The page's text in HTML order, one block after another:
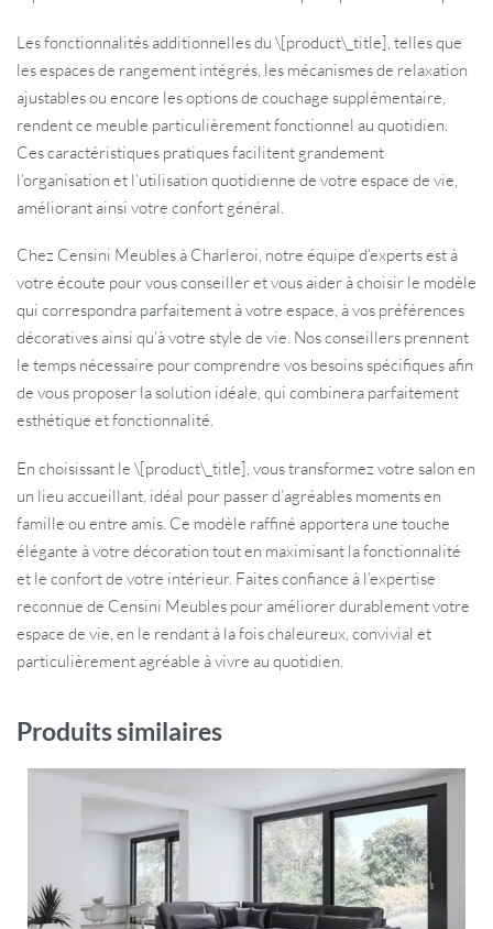
Les fonctionnalités additionnelles du \[product\_title], telles que
les espaces de rangement intégrés, les mécanismes de relaxation
ajustables ou encore les options de couchage supplémentaire,
rendent ce meuble particulièrement fonctionnel au quotidien.
Ces caractéristiques pratiques facilitent grandement
l’organisation et l’utilisation quotidienne de votre espace de vie,
améliorant ainsi votre confort général.
Chez Censini Meubles à Charleroi, notre équipe d’experts est à
votre écoute pour vous conseiller et vous aider à choisir le modèle
qui correspondra parfaitement à votre espace, à vos préférences
décoratives ainsi qu’à votre style de vie. Nos conseillers prennent
le temps nécessaire pour comprendre vos besoins spécifiques afin
de vous proposer la solution idéale, qui combinera parfaitement
esthétique et fonctionnalité.
En choisissant le \[product\_title], vous transformez votre salon en
un lieu accueillant, idéal pour passer d’agréables moments en
famille ou entre amis. Ce modèle raffiné apportera une touche
élégante à votre décoration tout en maximisant la fonctionnalité
et le confort de votre intérieur. Faites confiance à l’expertise
reconnue de Censini Meubles pour améliorer durablement votre
espace de vie, en le rendant à la fois chaleureux, convivial et
particulièrement agréable à vivre au quotidien.
Produits similaires